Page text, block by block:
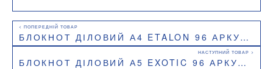
БЛОКНОТ ДІЛОВИЙ А4 ETALON 96 АРКУШІВ У КЛІТИНКУ ШТУЧНА ШКІРА BUROMAX BM.294160
БЛОКНОТ ДІЛОВИЙ А5 EXOTIC 96 АРКУШІВ ЧИСТИЙ (ЧОРНИЙ ПАПІР) ШТУЧНА ШКІРА BUROMAX BM.295424-01